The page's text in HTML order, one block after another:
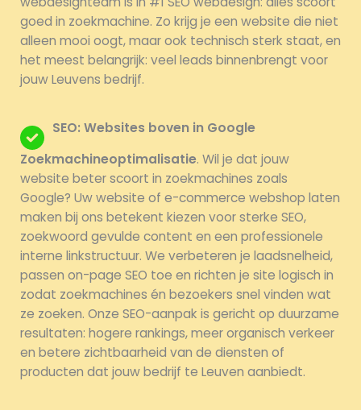
goed in zoekmachine. Zo krijg je een website die niet
alleen mooi oogt, maar ook technisch sterk staat, en
het meest belangrijk: veel leads binnenbrengt voor
jouw Leuvens bedrijf.
SEO: Websites boven in Google
Zoekmachineoptimalisatie. Wil je dat jouw
website beter scoort in zoekmachines zoals
Google? Uw website of e-commerce webshop laten
maken bij ons betekent kiezen voor sterke SEO,
zoekwoord gevulde content en een professionele
interne linkstructuur. We verbeteren je laadsnelheid,
passen on-page SEO toe en richten je site logisch in
zodat zoekmachines én bezoekers snel vinden wat
ze zoeken. Onze SEO-aanpak is gericht op duurzame
resultaten: hogere rankings, meer organisch verkeer
en betere zichtbaarheid van de diensten of
producten dat jouw bedrijf te Leuven aanbiedt.